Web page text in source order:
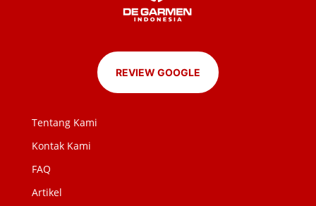
REVIEW GOOGLE
Tentang Kami
Kontak Kami
FAQ
Artikel